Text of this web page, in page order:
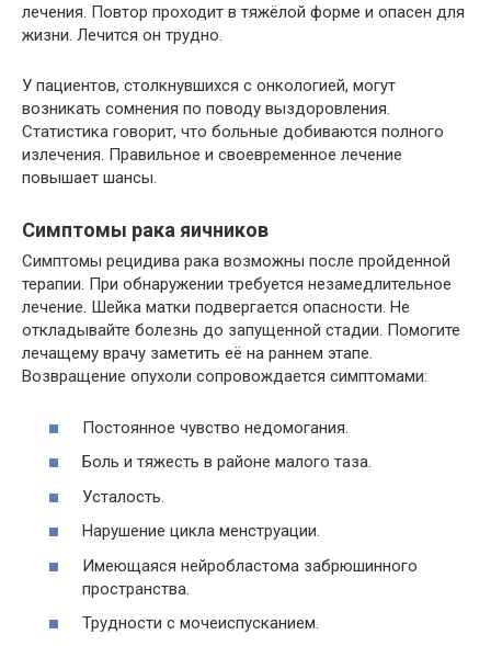
лечения. Повтор проходит в тяжёлой форме и опасен для
жизни. Лечится он трудно.
У пациентов, столкнувшихся с онкологией, могут
возникать сомнения по поводу выздоровления.
Статистика говорит, что больные добиваются полного
излечения. Правильное и своевременное лечение
повышает шансы.
Симптомы рака яичников
Симптомы рецидива рака возможны после пройденной
терапии. При обнаружении требуется незамедлительное
лечение. Шейка матки подвергается опасности. Не
откладывайте болезнь до запущенной стадии. Помогите
лечащему врачу заметить её на раннем этапе.
Возвращение опухоли сопровождается симптомами:
Постоянное чувство недомогания.
Боль и тяжесть в районе малого таза.
Усталость.
Нарушение цикла менструации.
Имеющаяся нейробластома забрюшинного
пространства.
Трудности с мочеиспусканием.